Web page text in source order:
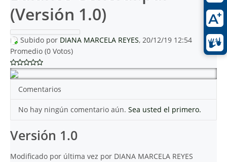
(Versión 1.0)
Subido por DIANA MARCELA REYES, 20/12/19 12:54
Promedio (0 Votos)
Comentarios
No hay ningún comentario aún. Sea usted el primero.
Versión 1.0
Modificado por última vez por DIANA MARCELA REYES